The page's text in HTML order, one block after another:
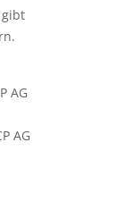
gibt
AG
AG